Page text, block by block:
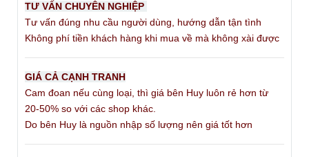
TƯ VẤN CHUYÊN NGHIỆP
Tư vấn đúng nhu cầu người dùng, hướng dẫn tận tình
Không phí tiền khách hàng khi mua về mà không xài được
GIÁ CẢ CẠNH TRANH
Cam đoan nếu cùng loại, thì giá bên Huy luôn rẻ hơn từ
20-50% so với các shop khác.
Do bên Huy là nguồn nhập số lượng nên giá tốt hơn